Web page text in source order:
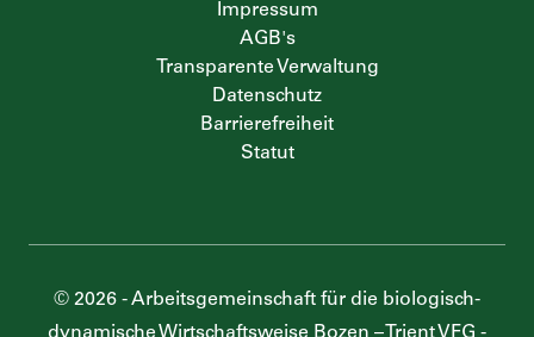
Impressum
AGB's
Transparente Verwaltung
Datenschutz
Barrierefreiheit
Statut
© 2026 -Arbeitsgemeinschaft für die biologisch-